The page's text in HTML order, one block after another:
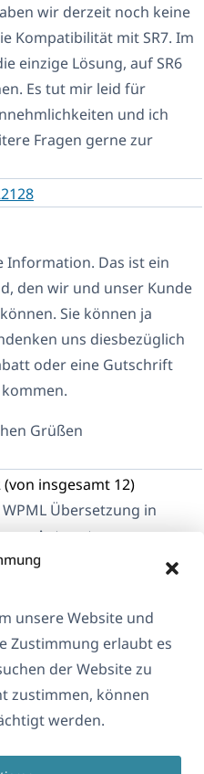
unsere Website und
Zustimmung erlaubt es
der Website zu
zustimmen, können
werden.
wir derzeit noch keine
Kompatibilität mit SR7. Im
einzige Lösung, auf SR6
Es tut mir leid für
und ich
Fragen gerne zur
Information. Das ist ein
den wir und unser Kunde
Sie können ja
uns diesbezüglich
oder eine Gutschrift
Grüßen
(von insgesamt 12)
Übersetzung in
Antworten
beitreten(öffnet